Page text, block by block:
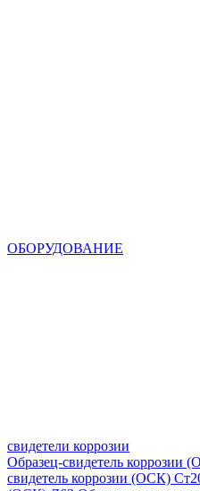
ОБОРУДОВАНИЕ
свидетели коррозии
Образец-свидетель коррозии
свидетель коррозии (ОСК)